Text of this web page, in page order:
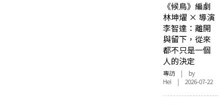
《候鳥》編劇
林坤燿 × 導演
李智達：離開
與留下，從來
都不只是一個
人的決定
專訪 | by
Hei | 2026-07-22